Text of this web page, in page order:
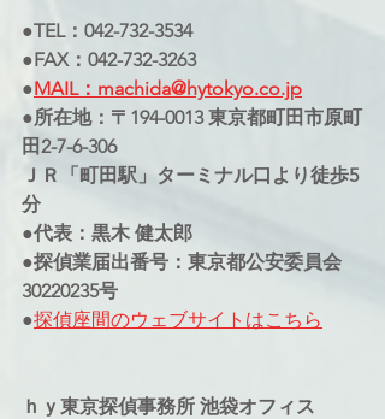
●TEL：042-732-3534
●FAX：042-732-3263
●MAIL：machida@hytokyo.co.jp
●所在地：〒194-0013 東京都町田市原町
田2-7-6-306
ＪＲ「町田駅」ターミナル口より徒歩5
分
●代表：黒木 健太郎
●探偵業届出番号：東京都公安委員会
30220235号
●探偵座間のウェブサイト はこちら
ｈｙ東京探偵事務所 池袋オフィス